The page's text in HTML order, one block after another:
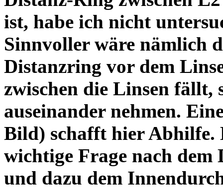
ist, habe ich nicht
Sinnvoller wäre nämlich
Distanzring vor dem
zwischen die Linsen fällt,
auseinander nehmen.
Bild) schafft hier Abhilfe.
wichtige Frage nach dem
und dazu dem